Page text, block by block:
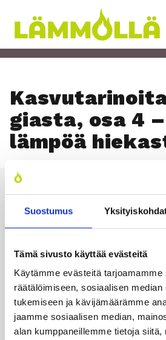
Suostumus
Tämä sivusto käyttää evästeitä
Käytämme evästeitä
räätälöimiseen, sosiaalisen median
tukemiseen ja kävijämäärämme
jaamme sosiaalisen median,
alan kumppaneillemme tietoja siitä,
sisältöön
Lämmöllä
gias­ta, osa 4
läm­pöä
SUO­SIT­TE­LE